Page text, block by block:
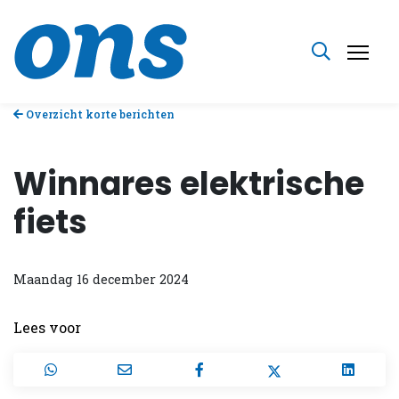
Overzicht korte berichten
Winnares elektrische
fiets
Maandag 16 december 2024
Lees voor